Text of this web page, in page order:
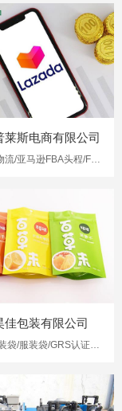
莱斯电商有限公司
跨境电商物流/亚马逊FBA头程/FBA海运
佳包装有限公司
塑料袋/包装袋/服装袋/GRS认证再生塑料袋